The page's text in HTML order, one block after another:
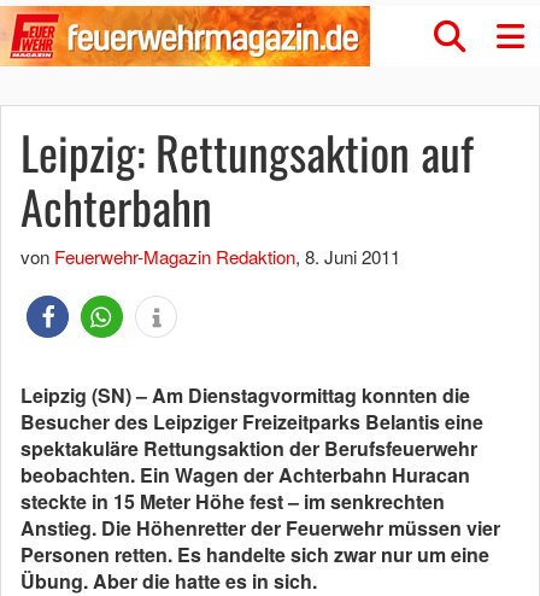
Leipzig: Rettungsaktion auf
Achterbahn
von Feuerwehr-Magazin Redaktion, 8. Juni 2011
Leipzig (SN) – Am Dienstagvormittag konnten die
Besucher des Leipziger Freizeitparks Belantis eine
spektakuläre Rettungsaktion der Berufsfeuerwehr
beobachten. Ein Wagen der Achterbahn Huracan
steckte in 15 Meter Höhe fest – im senkrechten
Anstieg. Die Höhenretter der Feuerwehr müssen vier
Personen retten. Es handelte sich zwar nur um eine
Übung. Aber die hatte es in sich.